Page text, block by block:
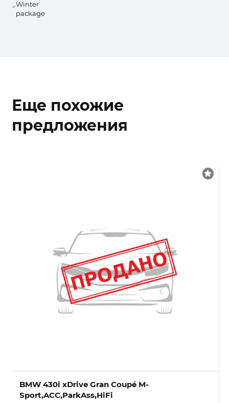
Winter
package
Еще похожие
предложения
BMW 430i xDrive Gran Coupé M-
Sport,ACC,ParkAss,HiFi